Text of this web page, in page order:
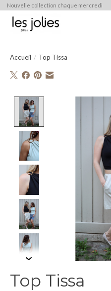
Nouvelle collection chaque mercredi
Accueil / Top Tissa
Product image
Top Tissa